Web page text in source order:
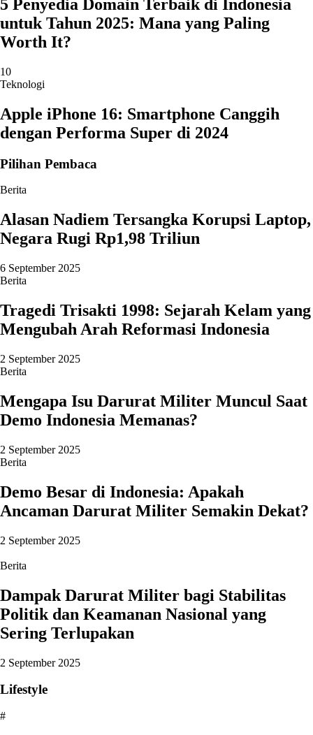
5 Penyedia Domain Terbaik di Indonesia
untuk Tahun 2025: Mana yang Paling
Worth It?
10
Teknologi
Apple iPhone 16: Smartphone Canggih
dengan Performa Super di 2024
Pilihan Pembaca
Berita
Alasan Nadiem Tersangka Korupsi Laptop,
Negara Rugi Rp1,98 Triliun
6 September 2025
Berita
Tragedi Trisakti 1998: Sejarah Kelam yang
Mengubah Arah Reformasi Indonesia
2 September 2025
Berita
Mengapa Isu Darurat Militer Muncul Saat
Demo Indonesia Memanas?
2 September 2025
Berita
Demo Besar di Indonesia: Apakah
Ancaman Darurat Militer Semakin Dekat?
2 September 2025
Berita
Dampak Darurat Militer bagi Stabilitas
Politik dan Keamanan Nasional yang
Sering Terlupakan
2 September 2025
Lifestyle
#